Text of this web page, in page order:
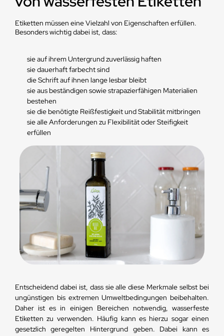
Etiketten müssen eine Vielzahl von Eigenschaften erfüllen.
Besonders wichtig dabei ist, dass:
sie auf ihrem Untergrund zuverlässig haften
sie dauerhaft farbecht sind
die Schrift auf ihnen lange lesbar bleibt
sie aus beständigen sowie strapazierfähigen Materialien
bestehen
sie die benötigte Reißfestigkeit und Stabilität mitbringen
sie alle Anforderungen zu Flexibilität oder Steifigkeit
erfüllen
Entscheidend dabei ist, dass sie alle diese Merkmale selbst bei
ungünstigen bis extremen Umweltbedingungen beibehalten.
Daher ist es in einigen Bereichen notwendig, wasserfeste
Etiketten zu verwenden. Häufig kann es hierzu sogar einen
gesetzlich geregelten Hintergrund geben. Dabei kann es